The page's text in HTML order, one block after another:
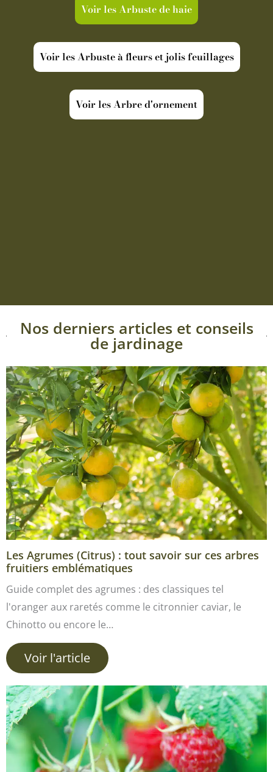
Voir les Arbuste de haie
Voir les Arbuste à fleurs et jolis feuillages
Voir les Arbre d'ornement
Nos derniers articles et conseils
de jardinage
Les Agrumes (Citrus) : tout savoir sur ces arbres
fruitiers emblématiques
Guide complet des agrumes : des classiques tel
l'oranger aux raretés comme le citronnier caviar, le
Chinotto ou encore le…
Voir l'article